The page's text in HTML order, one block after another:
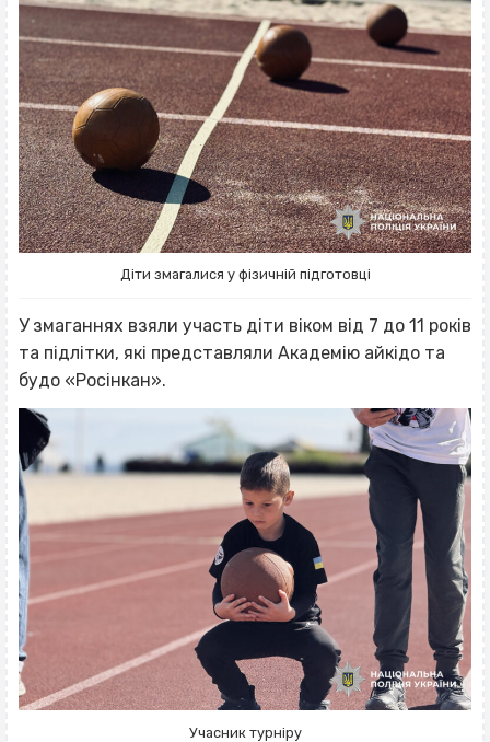
Діти змагалися у фізичній підготовці
У змаганнях взяли участь діти віком від 7 до 11 років
та підлітки, які представляли Академію айкідо та
будо «Росінкан».
Учасник турніру